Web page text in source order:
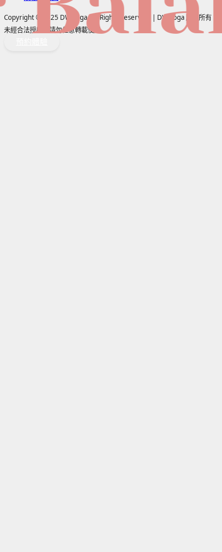
Copyright © 2025 DW Yoga, All Rights Reserved | DW Yoga 版權所有，
未經合法授權，請勿任意轉載使用